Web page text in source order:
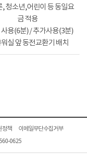
청소년,어린이 등 동일요
금 적용
용(6분) / 추가사용(3분)
실 앞 동전교환기 배치
정책
이메일무단수집거부
0625